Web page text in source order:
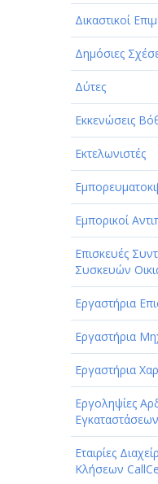
Δικαστικοί
Δημόσιες
Δύτες
Εκκενώσεις
Εκτελωνιστές
Εμπορικοί
Επισκευές
Συσκευών
Εργαστήρια
Εργαστήρια
Εργαστήρια
Εργοληψίες
Εγκαταστάσεων
Εταιρίες
Κλήσεων